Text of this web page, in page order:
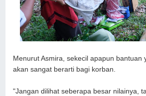
Menurut Asmira, sekecil apapun bantuan
akan sangat berarti bagi korban.
"Jangan dilihat seberapa besar nilainya,